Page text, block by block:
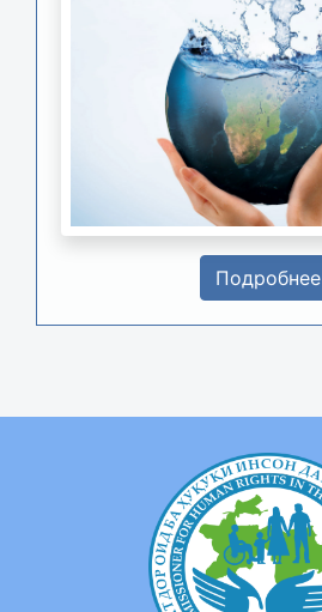
Подробнее